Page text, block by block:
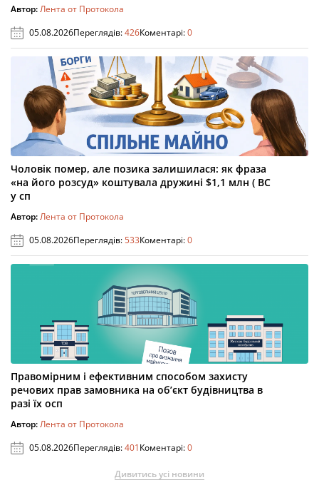
Автор:Лента от Протокола
05.08.2026Переглядів:426Коментарі:0
Чоловік помер, але позика залишилася: як фраза
«на його розсуд» коштувала дружині $1,1 млн ( ВС
у сп
Автор:Лента от Протокола
05.08.2026Переглядів:533Коментарі:0
Правомірним і ефективним способом захисту
речових прав замовника на об’єкт будівництва в
разі їх осп
Автор:Лента от Протокола
05.08.2026Переглядів:401Коментарі:0
Дивитись усі новини